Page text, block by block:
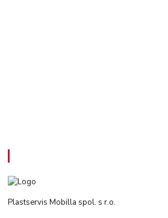
Plastservis Mobilla spol. s r.o.